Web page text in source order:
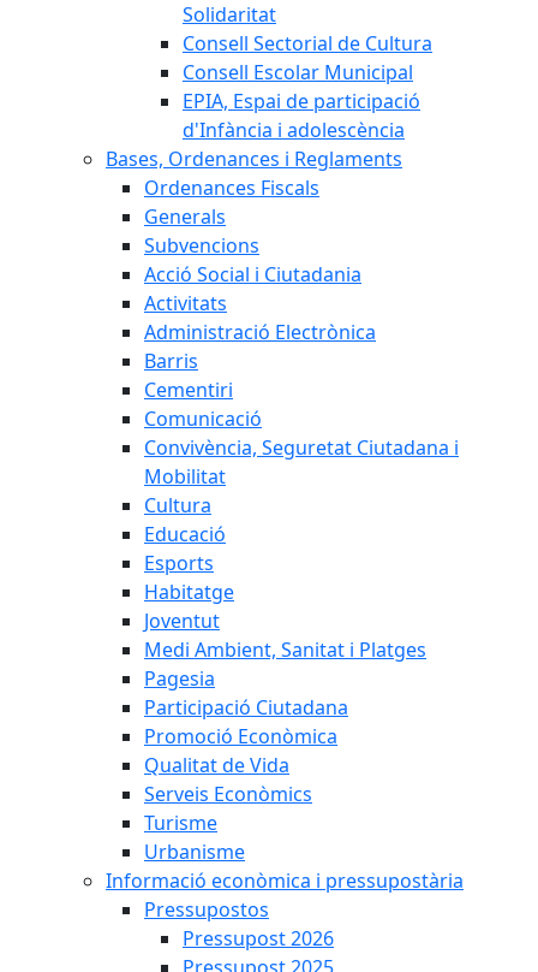
Solidaritat
Consell Sectorial de Cultura
Consell Escolar Municipal
EPIA, Espai de participació
d'Infància i adolescència
Bases, Ordenances i Reglaments
Ordenances Fiscals
Generals
Subvencions
Acció Social i Ciutadania
Activitats
Administració Electrònica
Barris
Cementiri
Comunicació
Convivència, Seguretat Ciutadana i
Mobilitat
Cultura
Educació
Esports
Habitatge
Joventut
Medi Ambient, Sanitat i Platges
Pagesia
Participació Ciutadana
Promoció Econòmica
Qualitat de Vida
Serveis Econòmics
Turisme
Urbanisme
Informació econòmica i pressupostària
Pressupostos
Pressupost 2026